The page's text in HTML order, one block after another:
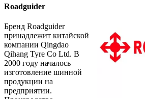
Roadguider
Бренд Roadguider
принадлежит китайской
компании Qingdao
Qihang Tyre Co Ltd. В
2000 году началось
изготовление шинной
продукции на
предприятии.